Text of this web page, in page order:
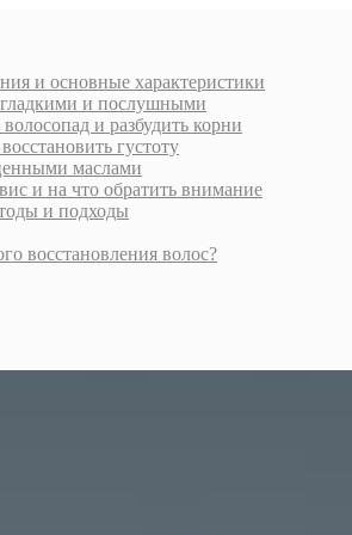
и основные характеристики
гладкими и послушными
и разбудить корни
густоту
маслами
и на что обратить внимание
и подходы
восстановления волос?